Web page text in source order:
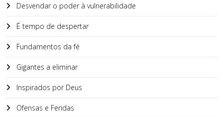
Desvendar o poder à vulnerabilidade
É tempo de despertar
Fundamentos da fé
Gigantes a eliminar
Inspirados por Deus
Ofensas e Feridas